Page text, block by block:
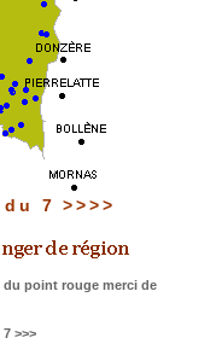
7 >>>>
du point rouge merci de
>>>